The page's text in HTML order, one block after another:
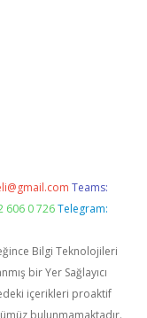
Teams:
606 0 726 Telegram:
Bilgi Teknolojileri
bir Yer Sağlayıcı
içerikleri proaktif
bulunmamaktadır.